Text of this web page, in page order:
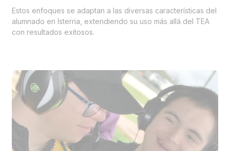
Estos enfoques se adaptan a las diversas características del
alumnado en Isterria, extendiendo su uso más allá del TEA
con resultados exitosos.